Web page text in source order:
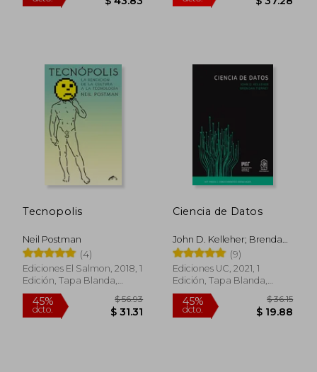
45% $ 66.52 40%
Tecnopolis
Neil Postman
(4)
Ediciones El Salmon, 2018, 1
Edición, Tapa Blanda,
Nuevo
Ciencia de Datos
John D. Kelleher; Brendan
Tierney
(9)
Ediciones UC, 2021, 1
Edición, Tapa Blanda,
Nuevo